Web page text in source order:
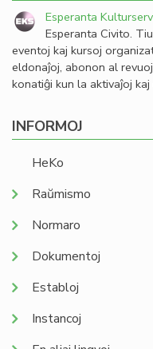
Esperanta
Esperanta Civito.
eventoj kaj kursoj
eldonaĵoj, abonon al
konatiĝi kun la aktivaĵoj
INFORMOJ
HeKo
Raŭmismo
Normaro
Dokumentoj
Establoj
Instancoj